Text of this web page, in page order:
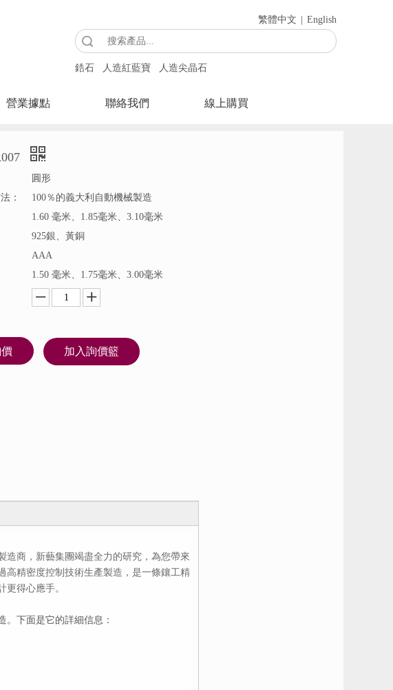
繁體中文 English
鋯石 人造紅藍寶 人造尖晶石
營業據點 聯絡我們 線上購買
圓形
：
100％的義大利自動機械製造
1.60 毫米、1.85毫米、3.10毫米
925銀、黃銅
AAA
1.50 毫米、1.75毫米、3.00毫米
加入詢價籃
造商，新藝集團竭盡全力的研究，為您帶來
高精密度控制技術生產製造，是一條鑲工精
得心應手。
下面是它的詳細信息：